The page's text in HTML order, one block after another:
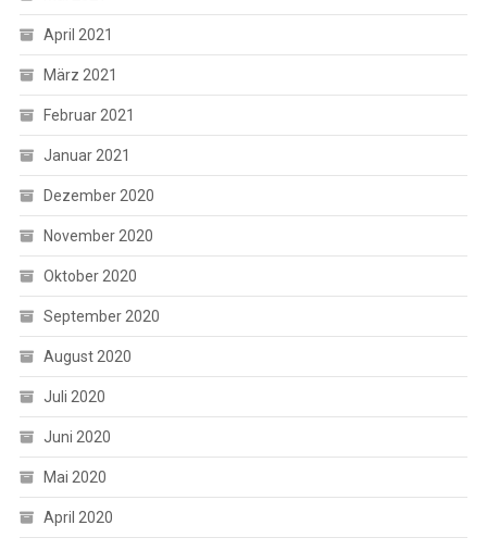
April 2021
März 2021
Februar 2021
Januar 2021
Dezember 2020
November 2020
Oktober 2020
September 2020
August 2020
Juli 2020
Juni 2020
Mai 2020
April 2020